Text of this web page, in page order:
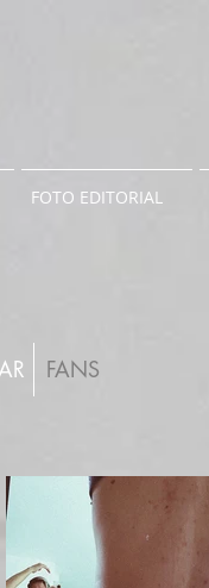
FOTO EDITORIAL
FANS